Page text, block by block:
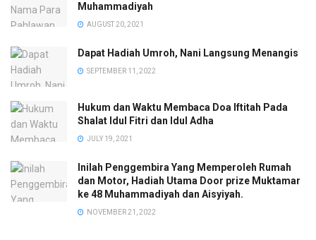
Muhammadiyah
AUGUST 20, 2021
Dapat Hadiah Umroh, Nani Langsung Menangis
SEPTEMBER 11, 2022
Hukum dan Waktu Membaca Doa Iftitah Pada
Shalat Idul Fitri dan Idul Adha
JULY 19, 2021
Inilah Penggembira Yang Memperoleh Rumah
dan Motor, Hadiah Utama Door prize Muktamar
ke 48 Muhammadiyah dan Aisyiyah.
NOVEMBER 21, 2022